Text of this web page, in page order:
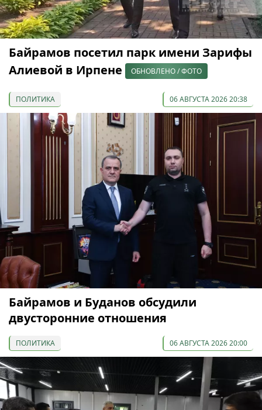
Байрамов посетил парк имени Зарифы
Алиевой в Ирпене
ОБНОВЛЕНО / ФОТО
ПОЛИТИКА 06 АВГУСТА 2026 20:38
Байрамов и Буданов обсудили
двусторонние отношения
ПОЛИТИКА 06 АВГУСТА 2026 20:00